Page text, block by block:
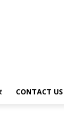
CONTACT US